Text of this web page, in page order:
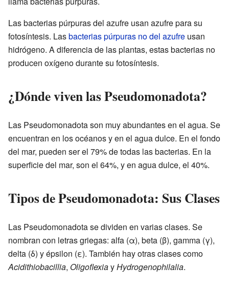
Las bacterias púrpuras del azufre usan azufre para su
fotosíntesis. Lasbacterias púrpuras no del azufre usan
hidrógeno. A diferencia de las plantas, estas bacterias no
producen oxígeno durante su fotosíntesis.
¿Dónde viven las Pseudomonadota?
Las Pseudomonadota son muy abundantes en el agua. Se
encuentran en los océanos y en el agua dulce. En el fondo
del mar, pueden ser el 79% de todas las bacterias. En la
superficie del mar, son el 64%, y en agua dulce, el 40%.
Tipos de Pseudomonadota: Sus Clases
Las Pseudomonadota se dividen en varias clases. Se
nombran con letras griegas: alfa (α), beta (β), gamma (γ),
delta (δ) y épsilon (ε). También hay otras clases como
Acidithiobacillia, OligoflexiayHydrogenophilalia.